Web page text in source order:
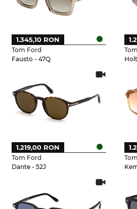
Tom Ford
Fausto - 47Q
1.345,10 RON
Tom Ford
Dante - 52J
1.219,00 RON